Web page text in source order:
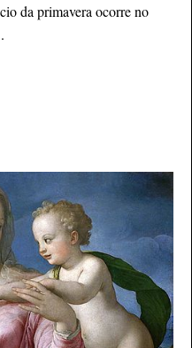
da primavera ocorre no